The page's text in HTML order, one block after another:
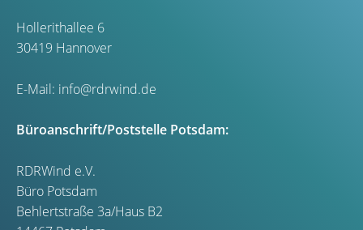
Hollerithallee 6
30419 Hannover
E-Mail: info@rdrwind.de
Büroanschrift/Poststelle Potsdam:
RDRWind e.V.
Büro Potsdam
Behlertstraße 3a/Haus B2